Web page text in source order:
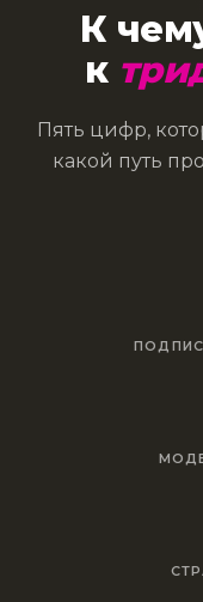
К
к
Пять цифр,
какой путь